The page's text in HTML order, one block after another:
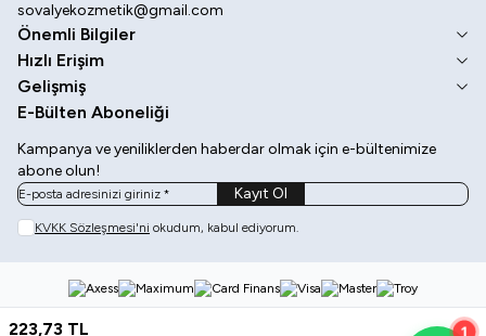
1
223,73 TL
sovalyekozmetik@gmail.com
Önemli Bilgiler
Hızlı Erişim
Gelişmiş
E-Bülten Aboneliği
Kampanya ve yeniliklerden haberdar olmak için e-bültenimize
abone olun!
Kayıt Ol
KVKK Sözleşmesi'ni okudum, kabul ediyorum.